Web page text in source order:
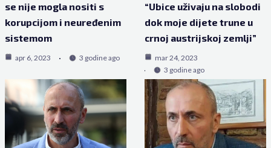
se nije mogla nositi s
korupcijom i neuređenim
sistemom
apr 6, 2023 3 godine ago
“Ubice uživaju na slobodi
dok moje dijete trune u
crnoj austrijskoj zemlji”
mar 24, 2023
3 godine ago